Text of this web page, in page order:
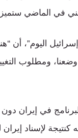
في الماضي ستميز
ومطلوب
في إيران
كنتيجة لإسناد